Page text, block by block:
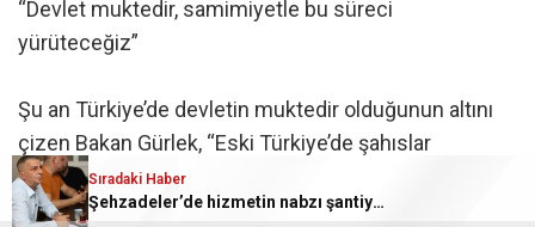
“Devlet muktedir, samimiyetle bu süreci
yürüteceğiz”
Şu an Türkiye’de devletin muktedir olduğunun altını
çizen Bakan Gürlek, “Eski Türkiye’de şahıslar
maalesef devlet kurumlarının bazen önüne
geçmiştir. Ama her zaman devlet muktedirdir. Bunu
Sıradaki Haber
Şehzadeler’de hizmetin nabzı şantiyede tutuldu